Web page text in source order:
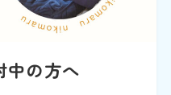
中の方へ